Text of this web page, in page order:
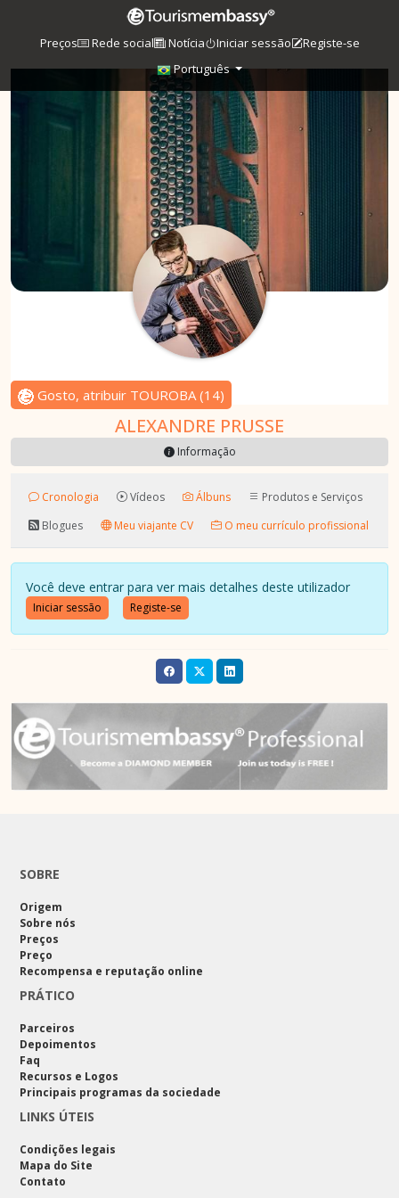
Preços Rede social Notícia Iniciar sessão
Registe-se
Português
Gosto, atribuir TOUROBA(14)
ALEXANDRE PRUSSE
Informação
Cronologia Vídeos Álbuns
Produtos e Serviços
Blogues
Meu viajante CV O meu currículo profissional
Você deve entrar para ver mais detalhes deste utilizador
Iniciar sessão Registe-se
SOBRE
Origem
Sobre nós
Preços
Preço
Recompensa e reputação online
PRÁTICO
Parceiros
Depoimentos
Faq
Recursos e Logos
Principais programas da sociedade
LINKS ÚTEIS
Condições legais
Mapa do Site
Contato